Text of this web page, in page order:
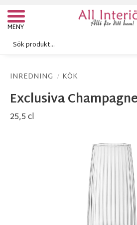
Meny
INREDNING KÖK
Exclusiva
25,5 cl